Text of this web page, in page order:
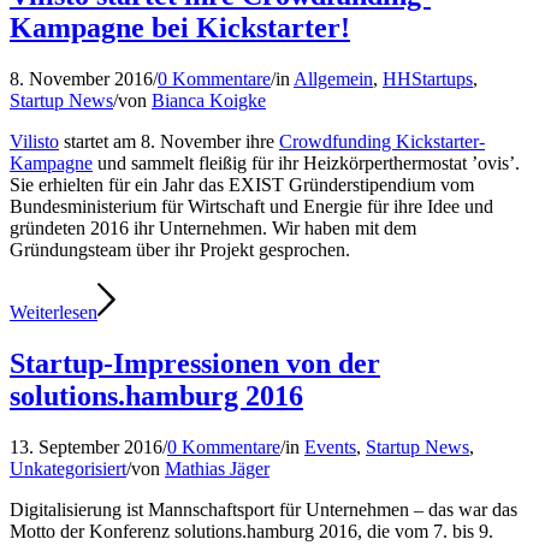
Kampagne bei Kickstarter!
8. November 2016/0 Kommentare/in Allgemein, HHStartups,
Startup News/von Bianca Koigke
Vilisto startet am 8. November ihre Crowdfunding Kickstarter-
Kampagne und sammelt fleißig für ihr Heizkörperthermostat ’ovis’.
Sie erhielten für ein Jahr das EXIST Gründerstipendium vom
Bundesministerium für Wirtschaft und Energie für ihre Idee und
gründeten 2016 ihr Unternehmen. Wir haben mit dem
Gründungsteam über ihr Projekt gesprochen.
Weiterlesen
Startup-Impressionen von der
solutions.hamburg 2016
13. September 2016/0 Kommentare/in Events, Startup News,
Unkategorisiert/von Mathias Jäger
Digitalisierung ist Mannschaftsport für Unternehmen – das war das
Motto der Konferenz solutions.hamburg 2016, die vom 7. bis 9.